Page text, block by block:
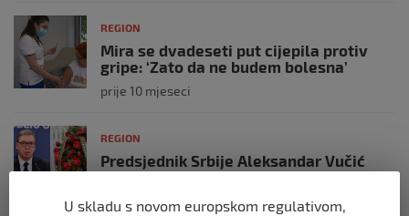
REGION
Mira se dvadeseti put cijepila protiv
gripe: ‘Zato da ne budem bolesna’
prije 10 mjeseci
REGION
Predsjednik Srbije Aleksandar Vučić
poslao vijenac: Posljednji pozdrav
U skladu s novom europskom regulativom,